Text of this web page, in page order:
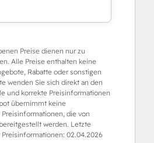
Preise dienen nur zu
Alle Preise enthalten keine
Rabatte oder sonstigen
wenden Sie sich direkt an den
und korrekte Preisinformationen
übernimmt keine
die von
werden. Letzte
02.04.2026